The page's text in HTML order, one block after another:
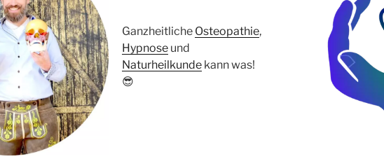
Ganzheitliche Osteopathie,
Hypnose und
Naturheilkunde kann was!
😎